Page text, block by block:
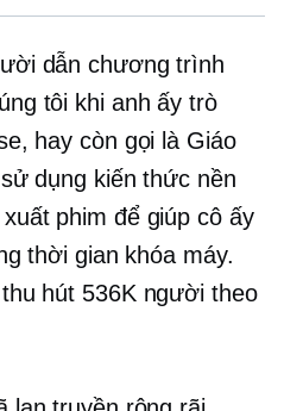
dẫn chương trình
tôi khi anh ấy trò
hay còn gọi là Giáo
dụng kiến ​​thức nền
phim để giúp cô ấy
thời gian khóa máy.
hút 536K người theo